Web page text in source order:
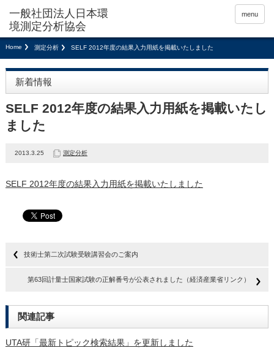
menu
Home 測定分析 SELF 2012年度の結果入力用紙を掲載いたしました
新着情報
SELF 2012年度の結果入力用紙を掲載いたし
ました
2013.3.25 測定分析
SELF 2012年度の結果入力用紙を掲載いたしました
技術士第二次試験受験講習会のご案内
第63回計量士国家試験の正解番号が公表されました（経済産業省リンク）
関連記事
UTA研「最新トピック検索結果」を更新しました